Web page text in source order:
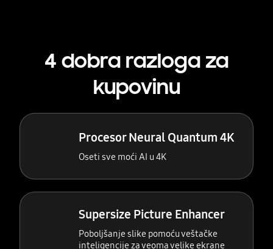
4 dobra razloga za
kupovinu
Procesor Neural Quantum 4K
Oseti sve moći AI u 4K
Supersize Picture Enhancer
Poboljšanje slike pomoću veštačke
inteligencije za veoma velike ekrane